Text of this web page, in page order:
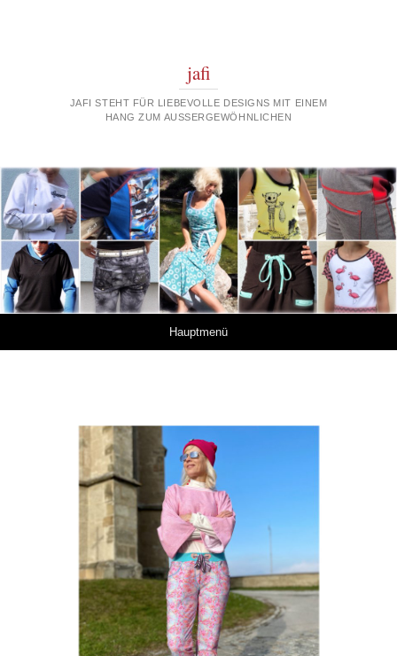
jafi
JAFI STEHT FÜR LIEBEVOLLE DESIGNS MIT EINEM
HANG ZUM AUSSERGEWÖHNLICHEN
Hauptmenü